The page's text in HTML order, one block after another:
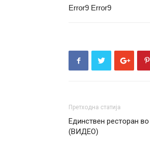
Error9 Error9
Претходна статија
Единствен ресторан во
(ВИДЕО)